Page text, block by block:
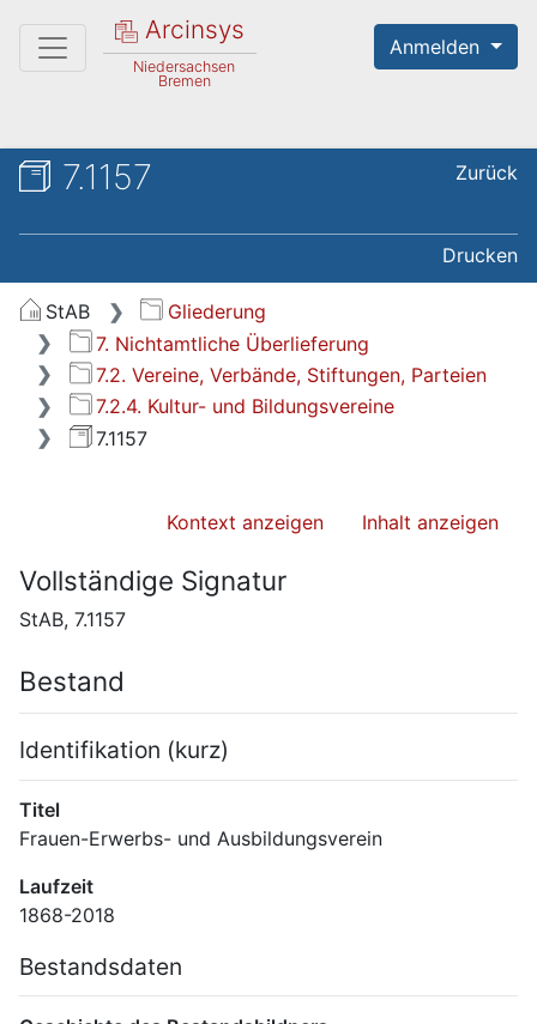
Arcinsys
Niedersachsen
Bremen
Anmelden
7.1157 Zurück
Drucken
StAB
Gliederung
7. Nichtamtliche Überlieferung
7.2. Vereine, Verbände, Stiftungen, Parteien
7.2.4. Kultur- und Bildungsvereine
7.1157
Kontext anzeigen Inhalt anzeigen
Vollständige Signatur
StAB, 7.1157
Bestand
Identifikation (kurz)
Titel
Frauen-Erwerbs- und Ausbildungsverein
Laufzeit
1868-2018
Bestandsdaten